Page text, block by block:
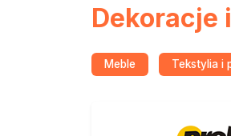
Dekoracje
Meble Tekstylia i